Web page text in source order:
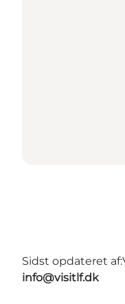
Sidst opdateret af:
info@visitlf.dk